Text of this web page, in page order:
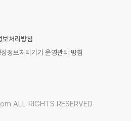
보처리방침
정보처리기기 운영관리 방침
ALL RIGHTS RESERVED